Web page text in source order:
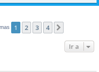
1 2 3 4
Ir a